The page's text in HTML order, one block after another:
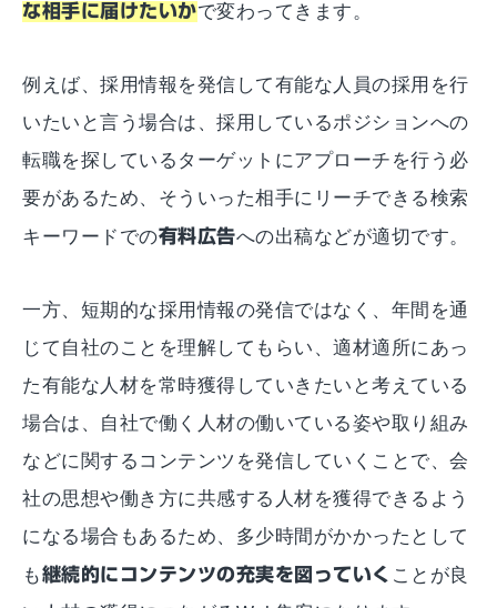
な相手に届けたいかで変わってきます。
例えば、採用情報を発信して有能な人員の採用を行
いたいと言う場合は、採用しているポジションへの
転職を探しているターゲットにアプローチを行う必
要があるため、そういった相手にリーチできる検索
キーワードでの有料広告への出稿などが適切です。
一方、短期的な採用情報の発信ではなく、年間を通
じて自社のことを理解してもらい、適材適所にあっ
た有能な人材を常時獲得していきたいと考えている
場合は、自社で働く人材の働いている姿や取り組み
などに関するコンテンツを発信していくことで、会
社の思想や働き方に共感する人材を獲得できるよう
になる場合もあるため、多少時間がかかったとして
も継続的にコンテンツの充実を図っていく ことが良